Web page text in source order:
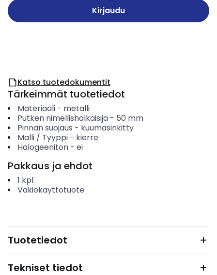
Kirjaudu
Katso tuotedokumentit
Tärkeimmät tuotetiedot
Materiaali- metalli
Putken nimellishalkaisija- 50 mm
Pinnan suojaus - kuumasinkitty
Malli / Tyyppi- kierre
Halogeeniton- ei
Pakkaus ja ehdot
1 kpl
Vakiokäyttötuote
Tuotetiedot
Tekniset tiedot